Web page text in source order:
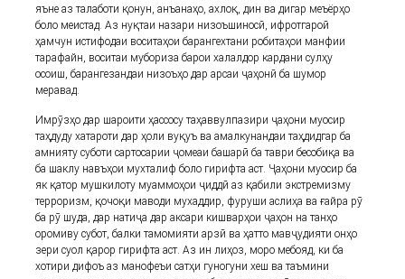
яъне аз талаботи қонун, анъанаҳо, ахлоқ, дин ва дигар меъёрҳо
боло меистад. Аз нуқтаи назари низоъшиносӣ, ифротгароӣ
ҳамчун истифодаи воситаҳои барангехтани робитаҳои манфии
тарафайн, воситаи мубориза барои халалдор кардани сулҳу
осоиш, барангезандаи низоъҳо дар арсаи ҷаҳонӣ ба шумор
меравад.
Имрӯзҳо дар шароити ҳассосу таҳаввулпазири ҷаҳони муосир
таҳдуду хатароти дар ҳоли вуқуъ ва амалкунандаи таҳдидгар ба
амнияту суботи сартосарии ҷомеаи башарӣ ба таври бесобиқа ва
ба шаклу навъҳои мухталиф боло гирифта аст. Ҷаҳони муосир ба
як қатор мушкилоту муаммоҳои ҷиддӣ аз қабили экстремизму
терроризм, қочоқи маводи мухаддир, фуруши аслиҳа ва ғайра рӯ
ба рӯ шуда, дар натиҷа дар аксари кишварҳои ҷаҳон на танҳо
оромиву субот, балки тамомияти арзӣ ва ҳатто мавҷудияти онҳо
зери суол қарор гирифта аст. Аз ин лиҳоз, моро мебояд, ки ба
хотири дифоъ аз манофеъи сатҳи гуногуни хеш ва таъмини